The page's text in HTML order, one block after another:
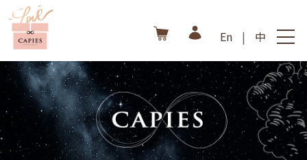
En | 中